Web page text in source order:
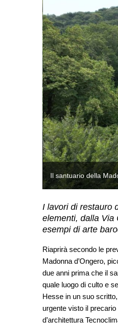
Il santuario della
I lavori di restauro
elementi, dalla Via
esempi di arte
Riaprirà secondo le
Madonna d’Ongero,
due anni prima che il
quale luogo di culto e
Hesse in un suo
urgente visto il
d’architettura